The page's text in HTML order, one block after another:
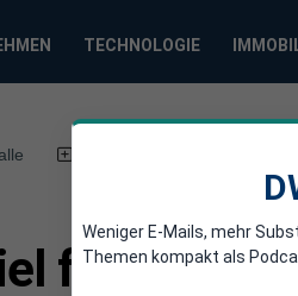
TECHNOLOGIE
für
Weniger E-Mails, mehr
Themen kompakt als